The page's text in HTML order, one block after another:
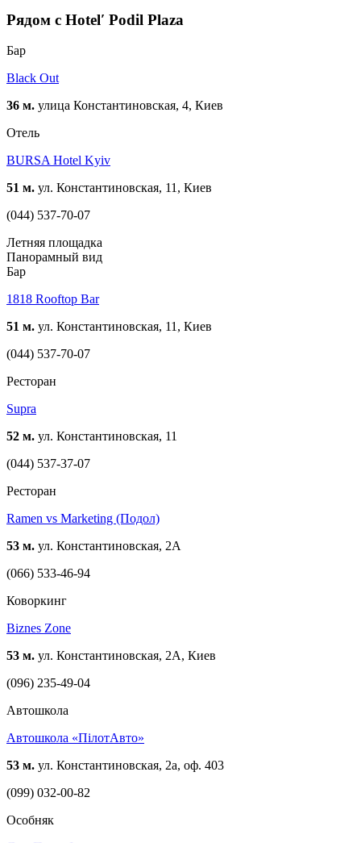
Рядом с Hotelʹ Podil Plaza
Бар
Black Out
36 м. улица Константиновская, 4, Киев
Отель
BURSA Hotel Kyiv
51 м. ул. Константиновская, 11, Киев
(044) 537-70-07
Летняя площадка
Панорамный вид
Бар
1818 Rooftop Bar
51 м. ул. Константиновская, 11, Киев
(044) 537-70-07
Ресторан
Supra
52 м. ул. Константиновская, 11
(044) 537-37-07
Ресторан
Ramen vs Marketing (Подол)
53 м. ул. Константиновская, 2А
(066) 533-46-94
Коворкинг
Biznes Zone
53 м. ул. Константиновская, 2А, Киев
(096) 235-49-04
Автошкола
Автошкола «ПілотАвто»
53 м. ул. Константиновская, 2а, оф. 403
(099) 032-00-82
Особняк